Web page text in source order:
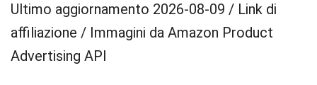
Ultimo aggiornamento 2026-08-09 / Link di
affiliazione / Immagini da Amazon Product
Advertising API